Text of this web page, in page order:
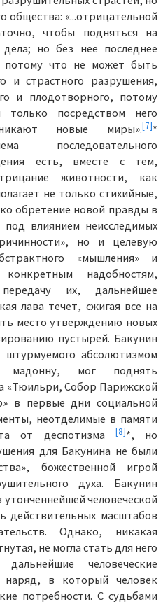
общества: «...отрицательной
чтобы подняться на
но без нее последнее
потому что не может быть
и страстного разрушения,
и плодотворного, потому
посредством него
новые миры».[7]*
последовательного
есть, вместе с тем,
животности, как
не только стихийные,
обретение новой правды в
под влиянием неисследимых
но и целевую
«мышления» и
надобностям,
их, дальнейшее
лава течет, сжигая все на
место утверждению новых
пустырей. Бакунин
абсолютизмом
мадонну, мог поднять
«Тюильри, Собор Парижской
в первые дни социальной
неотделимые в памяти
от деспотизма
[8]*, но
для Бакунина не были
божественной игрой
духа. Бакунин
человеческой
действительных масштабов
Однако, никакая
не могла стать для него
человеческие
наряд, в который человек
потребности. С судьбами